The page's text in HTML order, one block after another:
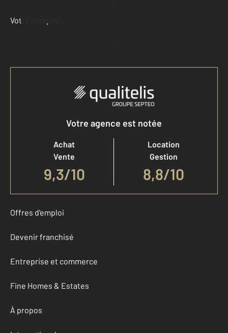
Demander une estimation
Votre compte :
Accéder à mon compte
Votre agence est notée
Achat
Vente
9,3/10
Location
Gestion
8,8/10
Offres d'emploi
Devenir franchisé
Entreprise et commerce
Fine Homes & Estates
À propos